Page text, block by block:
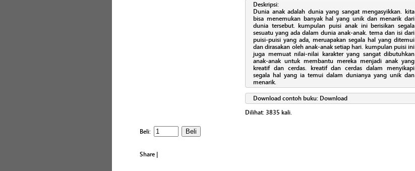
Deskripsi:
Dunia anak adalah dunia yang sangat mengasyikkan. kita
bisa menemukan banyak hal yang unik dan menarik dari
dunia tersebut. kumpulan puisi anak ini berisikan segala
sesuatu yang ada dalam dunia anak-anak. tema dan isi dari
puisi-puisi yang ada, meruapakan segala hal yang ditemui
dan dirasakan oleh anak-anak setiap hari. kumpulan puisi ini
juga memuat nilai-nilai karakter yang sangat dibutuhkan
anak-anak untuk membantu mereka menjadi anak yang
kreatif dan cerdas. kreatif dan cerdas dalam menyikapi
segala hal yang ia temui dalam dunianya yang unik dan
menarik.
Download contoh buku: Download
Dilihat: 3835 kali.
Beli:
Share |